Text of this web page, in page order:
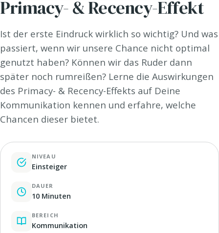
Primacy- & Recency-Effekt
Ist der erste Eindruck wirklich so wichtig? Und was
passiert, wenn wir unsere Chance nicht optimal
genutzt haben? Können wir das Ruder dann
später noch rumreißen? Lerne die Auswirkungen
des Primacy- & Recency-Effekts auf Deine
Kommunikation kennen und erfahre, welche
Chancen dieser bietet.
NIVEAU
Einsteiger
DAUER
10 Minuten
BEREICH
Kommunikation